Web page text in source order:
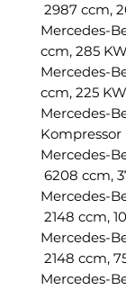
2987 ccm,
Mercedes-
ccm, 285
Mercedes-
ccm, 225
Mercedes-
Mercedes-
6208 ccm,
Mercedes-
2148 ccm,
Mercedes-
2148 ccm,
Mercedes-